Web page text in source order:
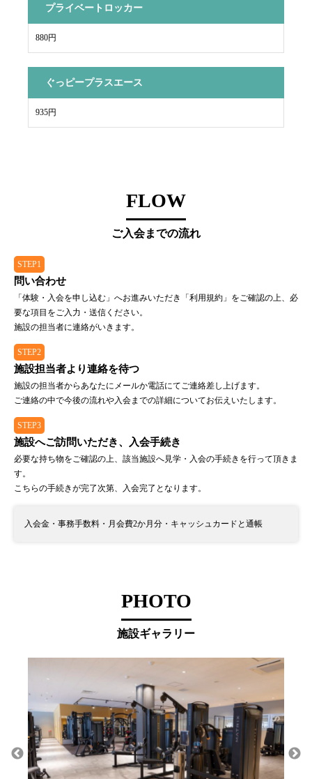
プライベートロッカー
880円
ぐっピープラスエース
935円
FLOW
ご入会までの流れ
STEP1
問い合わせ
「体験・入会を申し込む」へお進みいただき「利用規約」をご確認の上、必
要な項目をご入力・送信ください。
施設の担当者に連絡がいきます。
STEP2
施設担当者より連絡を待つ
施設の担当者からあなたにメールか電話にてご連絡差し上げます。
ご連絡の中で今後の流れや入会までの詳細についてお伝えいたします。
STEP3
施設へご訪問いただき、入会手続き
必要な持ち物をご確認の上、該当施設へ見学・入会の手続きを行って頂きま
す。
こちらの手続きが完了次第、入会完了となります。
入会金・事務手数料・月会費2か月分・キャッシュカードと通帳
PHOTO
施設ギャラリー